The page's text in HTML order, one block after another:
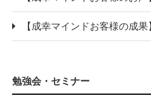
【成幸マインドお客様の成果
勉強会・セミナー